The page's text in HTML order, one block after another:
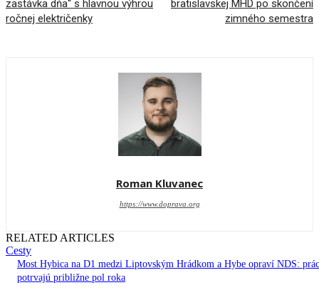
zastávka dňa“ s hlavnou výhrou
ročnej električenky
bratislavskej MHD po skončení
zimného semestra
Roman Kluvanec
https://www.doprava.org
RELATED ARTICLES
Cesty
Most Hybica na D1 medzi Liptovským Hrádkom a Hybe opraví NDS:
potrvajú približne pol roka